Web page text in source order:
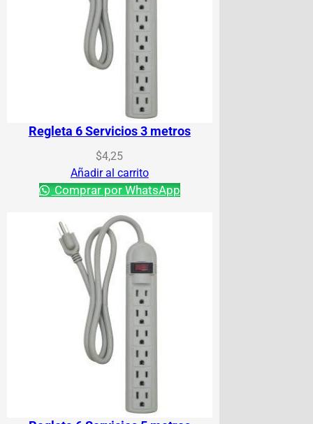
Regleta 6 Servicios 3 metros
$4,25
Añadir al carrito
Comprar por WhatsApp